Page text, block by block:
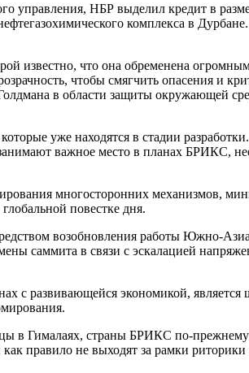
управления, НБР выделил кредит в
комплекса в
известно, что она обременена
чтобы смягчить опасения и
в области защиты окружающей
уже находятся в стадии
важное место в планах БРИКС,
многосторонних механизмов,
повестке дня.
возобновления работы Южно-
саммита в связи с эскалацией
с развивающейся экономикой, является
в Гималаях, страны БРИКС по-прежнему
правило не выходят за рамки